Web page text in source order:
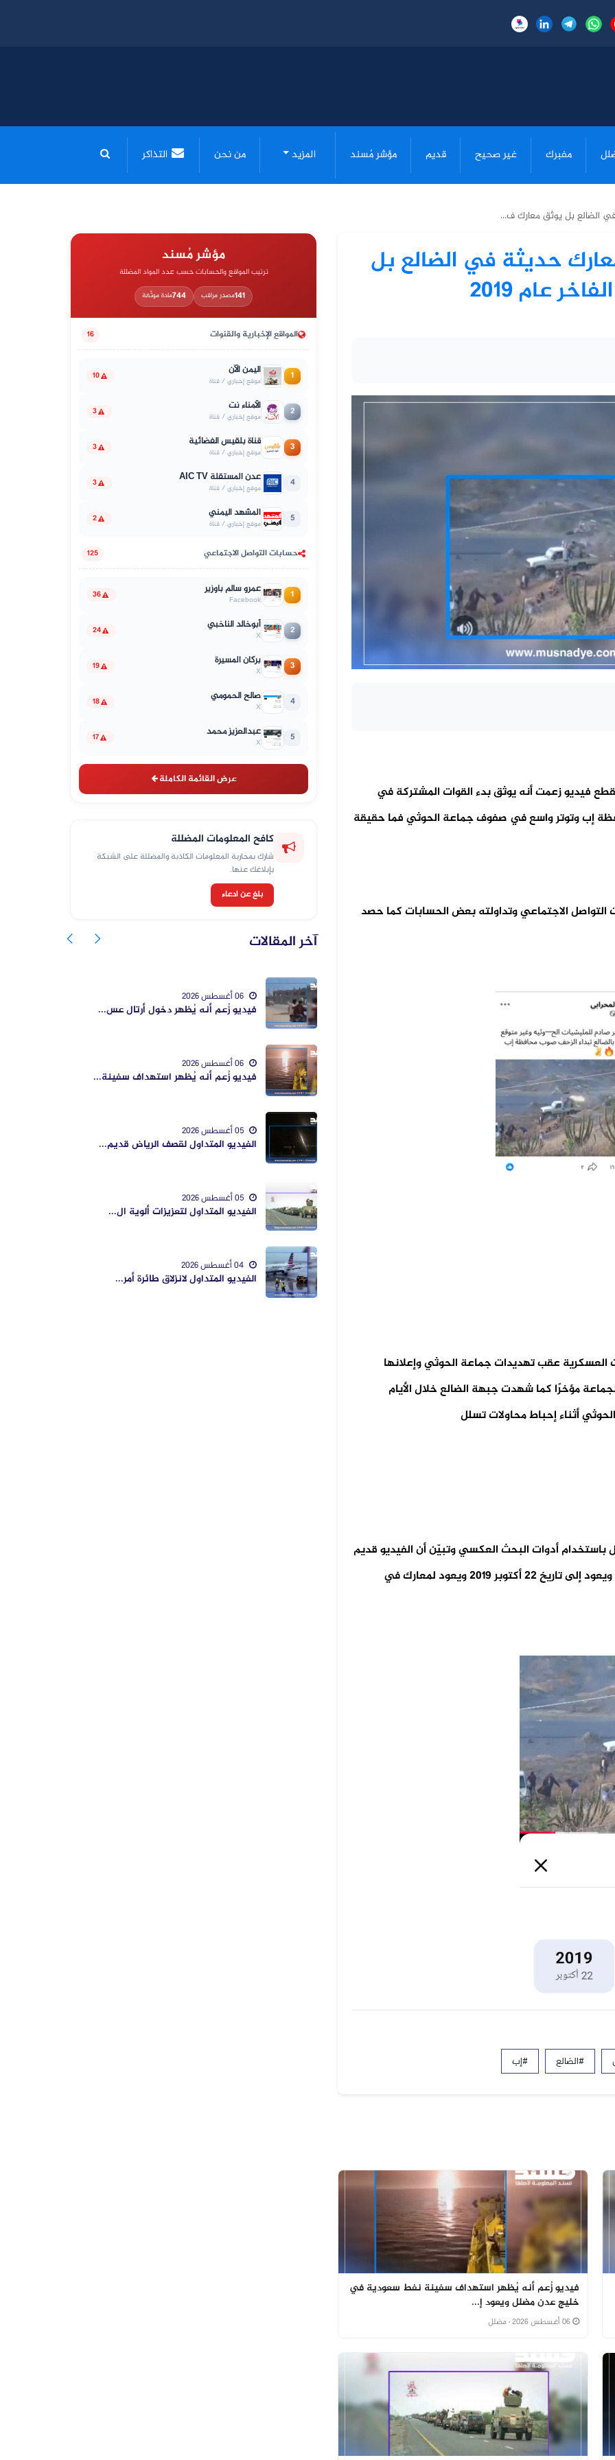
مفبرك غير صحيح قديم مؤشر مُسند المزيد من نحن التذاكر
الضالع بل يوثق معارك ف...
حديثة في الضالع بل
عام 2019
فيديو زعمت أنه يوثق بدء القوات المشتركة في
إب وتوتر واسع في صفوف جماعة الحوثي فما حقيقة
التواصل الاجتماعي وتداولته بعض الحسابات كما حصد
العسكرية عقب تهديدات جماعة الحوثي وإعلانها
مؤخرًا كما شهدت جبهة الضالع خلال الأيام
أثناء إحباط محاولات تسلل
أدوات البحث العكسي وتبيّن أن الفيديو قديم
ولا علاقة له بالأحداث الجارية في محافظة الضالع ويعود إلى تاريخ 22 أكتوبر 2019 ويعود لمعارك في
#الضالع #إب
فيديو زُعم أنه يُظهر استهداف سفينة نفط سعودية في
خليج عدن مضلل ويعود إ...
· مضلل
مؤشر مُسند
ترتيب المواقع والحسابات حسب عدد المواد المضللة
141مصدر مراقب 744مادة موثّقة
المواقع الإخبارية والقنوات 16
1 اليمن الآن
موقع إخباري / قناة 10
2 الأمناء نت
موقع إخباري / قناة 3
3 قناة بلقيس الفضائية
موقع إخباري / قناة 3
4 عدن المستقلة AIC TV
موقع إخباري / قناة 3
5 المشهد اليمني
موقع إخباري / قناة 2
حسابات التواصل الاجتماعي 125
1 عمرو سالم باوزير
Facebook
36
2 أبوخالد الناخبي
X
24
3 بركان المسيرة
X
19
4 صالح الحمومي
X
18
5 عبدالعزيز محمد
X
17
عرض القائمة الكاملة
كافح المعلومات المضللة
شارك بمحاربة المعلومات الكاذبة والمضللة على الشبكة
بإبلاغك عنها.
بلغ عن ادعاء
آخر المقالات
03 أغسطس 2026
الفيديو المنسوب لمعارك حديثة في مد...
01 أغسطس 2026
فيديو يُظهر رشاد العليمي يعلن التط...
01 أغسطس 2026
فيديو مضلل المشاهد لا تُظهر حريقًا...
فيديو زُعم أنه يُظهر دخول أرتال عس...
فيديو زُعم أنه يُظهر استهداف سفينة...
الفيديو المتداول لقصف الرياض قديم...
الفيديو المتداول لتعزيزات ألوية ال...
الفيديو المتداول لانزلاق طائرة أمر...